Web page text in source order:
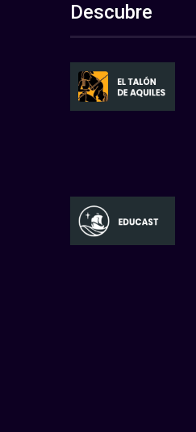
Descubre